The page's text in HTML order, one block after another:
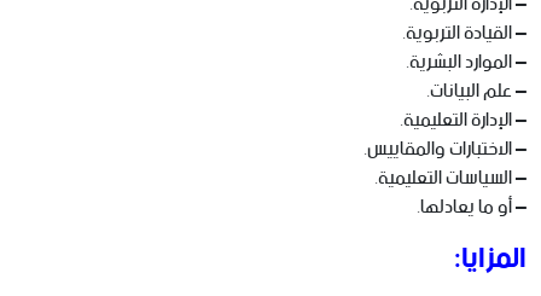
– القيادة التربوية.
– الموارد البشرية.
– علم البيانات.
– الإدارة التعليمية.
– الاختبارات والمقاييس.
– السياسات التعليمية.
– أو ما يعادلها.
المزايا: